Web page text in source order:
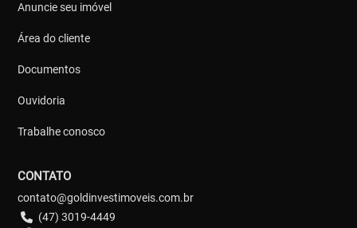
Anuncie seu imóvel
Área do cliente
Documentos
Ouvidoria
Trabalhe conosco
CONTATO
contato@goldinvestimoveis.com.br
(47) 3019-4449